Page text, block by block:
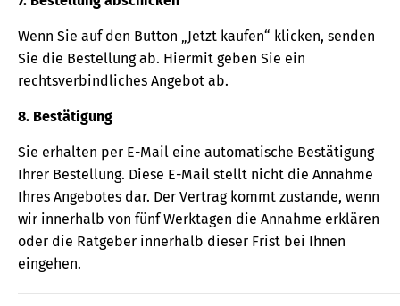
Wenn Sie auf den Button „Jetzt kaufen“ klicken, senden
Sie die Bestellung ab. Hiermit geben Sie ein
rechtsverbindliches Angebot ab.
8. Bestätigung
Sie erhalten per E-Mail eine automatische Bestätigung
Ihrer Bestellung. Diese E-Mail stellt nicht die Annahme
Ihres Angebotes dar. Der Vertrag kommt zustande, wenn
wir innerhalb von fünf Werktagen die Annahme erklären
oder die Ratgeber innerhalb dieser Frist bei Ihnen
eingehen.